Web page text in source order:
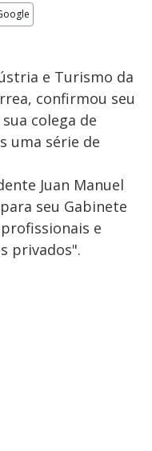
e Turismo da
confirmou seu
colega de
uma série de
Juan Manuel
seu Gabinete
e
privados".